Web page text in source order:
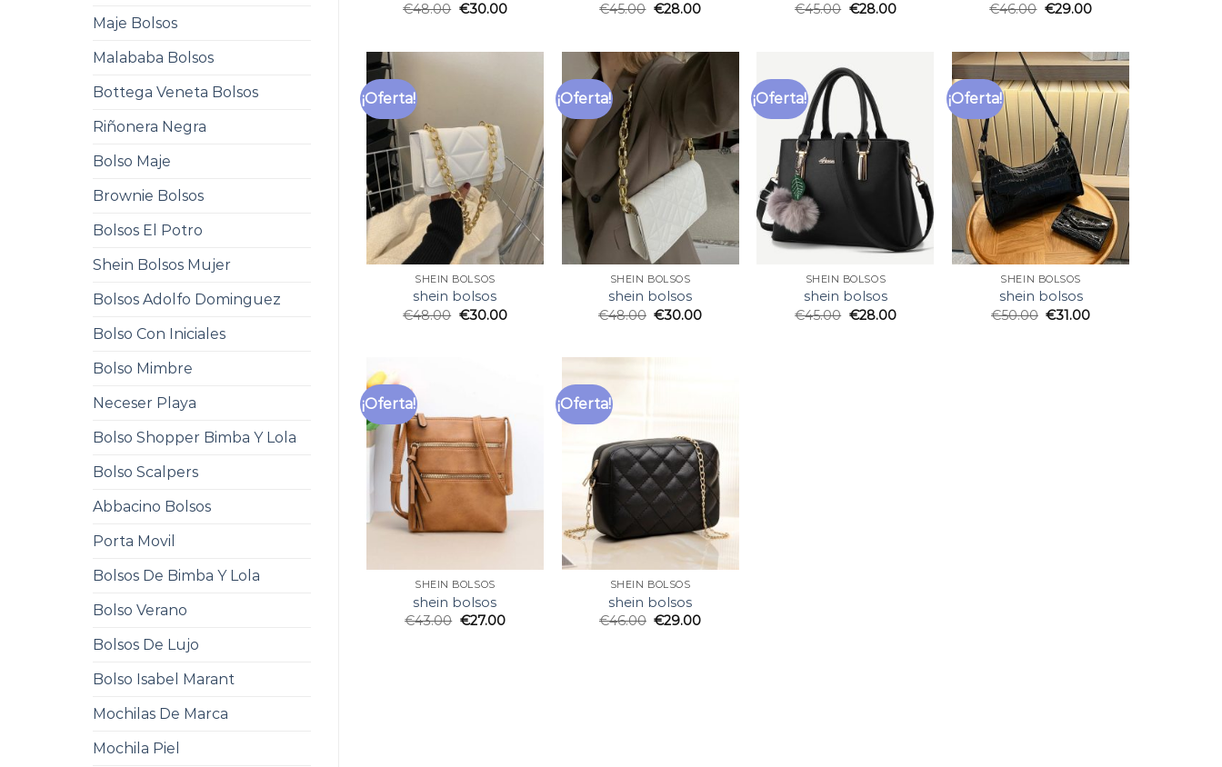
Maje Bolsos
Malababa Bolsos
Bottega Veneta Bolsos
Riñonera Negra
Bolso Maje
Brownie Bolsos
Bolsos El Potro
Shein Bolsos Mujer
Bolsos Adolfo Dominguez
Bolso Con Iniciales
Bolso Mimbre
Neceser Playa
Bolso Shopper Bimba Y Lola
Bolso Scalpers
Abbacino Bolsos
Porta Movil
Bolsos De Bimba Y Lola
Bolso Verano
Bolsos De Lujo
Bolso Isabel Marant
Mochilas De Marca
Mochila Piel
€48.00 €30.00
€45.00 €28.00
€45.00 €28.00
€46.00 €29.00
¡Oferta!
SHEIN BOLSOS
shein bolsos
€48.00 €30.00
¡Oferta!
SHEIN BOLSOS
shein bolsos
€48.00 €30.00
¡Oferta!
SHEIN BOLSOS
shein bolsos
€45.00 €28.00
¡Oferta!
SHEIN BOLSOS
shein bolsos
€50.00 €31.00
¡Oferta!
SHEIN BOLSOS
shein bolsos
€43.00 €27.00
¡Oferta!
SHEIN BOLSOS
shein bolsos
€46.00 €29.00